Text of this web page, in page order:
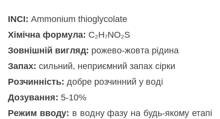
INCI: Ammonium thioglycolate
Хімічна формула: C₂H₇NO₂S
Зовнішній вигляд: рожево-жовта рідина
Запах: сильний, неприємний запах сірки
Розчинність: добре розчинний у воді
Дозування: 5-10%
Режим вводу: в водну фазу на будь-якому етапі